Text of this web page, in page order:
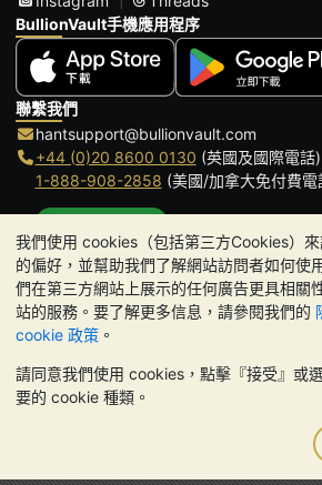
我們使用 cookies（包括第三方Cookies）
的偏好，並幫助我們了解網站訪問者如何使
們在第三方網站上展示的任何廣告更具相關
站的服務。要了解更多信息，請參閱我們的
cookie 政策 。
請同意我們使用 cookies，點擊『接受』或
要的 cookie 種類。
BullionVault手機應用程序
聯繫我們
hantsupport@bullionvault.com
+44 (0)20 8600 0130 (英國及國際電話)
1-888-908-2858 (美國/加拿大免付費電
辦公時間:
9am to 8:30pm (英國時間), 周一至周五
Galmarley Ltd T/A BullionVault
3 Shortlands (7th Floor)
London
W6 8DA
貴金屬的價值可能下跌也可能上漲
的價格走勢。BullionVault 網站及其任何通